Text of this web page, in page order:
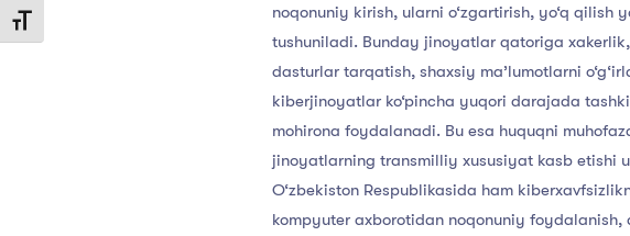
Toggle Font size
noqonuniy kirish, ularni o‘zgartirish, yo‘q qilish
tushuniladi. Bunday jinoyatlar qatoriga xakerlik,
dasturlar tarqatish, shaxsiy ma’lumotlarni
kiberjinoyatlar ko‘pincha yuqori darajada
mohirona foydalanadi. Bu esa huquqni
jinoyatlarning transmilliy xususiyat kasb etishi
O‘zbekiston Respublikasida ham
kompyuter axborotidan noqonuniy foydalanish,